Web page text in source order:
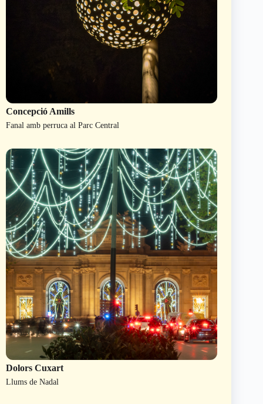
Concepció Amills
Fanal amb perruca al Parc Central
Dolors Cuxart
Llums de Nadal